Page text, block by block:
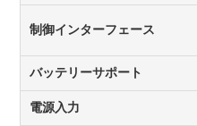
制御インターフェース
バッテリーサポート
電源入力